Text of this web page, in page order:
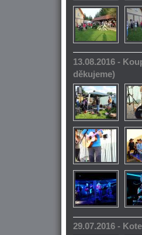
13.08.2016 -
děkujeme)
29.07.2016 -